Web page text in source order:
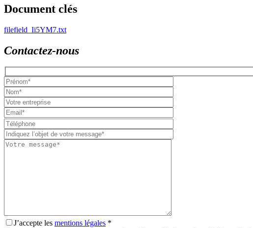
Document clés
filefield_Ii5YM7.txt
Contactez-nous
Please
leave
this
field
J’accepte les mentions légales *